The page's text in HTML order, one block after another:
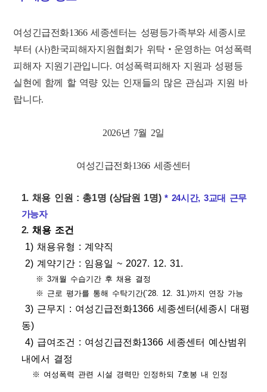
여성긴급전화1366 세종센터는 성평등가족부와 세종시로
부터(사)한국피해자지원협회가 위탁‧ 운영하는 여성폭력
피해자 지원기관입니다. 여성폭력피해자 지원과 성평등
실현에 함께 할 역량 있는 인재들의 많은 관심과 지원 바
랍니다.
2026년 7월 2일
여성긴급전화1366 세종센터
1. 채용 인원 : 총1명 (상담원 1명)* 24시간, 3교대 근무
가능자
2. 채용 조건
1) 채용유형 : 계약직
2) 계약기간 : 임용일 ~ 2027. 12. 31.
※ 3개월 수습기간 후 채용 결정
※ 근로 평가를 통해 수탁기간(`28. 12. 31.)까지 연장 가능
3) 근무지 : 여성긴급전화1366 세종센터 (세종시 대평
동)
4) 급여조건 : 여성긴급전화1366 세종센터 예산범위
내에서 결정
※ 여성폭력 관련 시설 경력만 인정하되 7호봉 내 인정